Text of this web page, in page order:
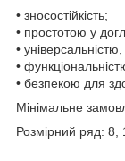
• зносостійкість;
• простотою у
•
•
• безпекою для
Мінімальне
Розмірний ряд: